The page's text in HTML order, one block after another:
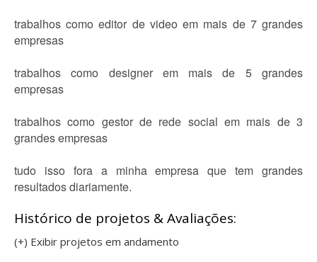
trabalhos como editor de video em mais de 7 grandes
empresas
trabalhos como designer em mais de 5 grandes
empresas
trabalhos como gestor de rede social em mais de 3
grandes empresas
tudo isso fora a minha empresa que tem grandes
resultados diariamente.
Histórico de projetos & Avaliações:
(+) Exibir projetos em andamento